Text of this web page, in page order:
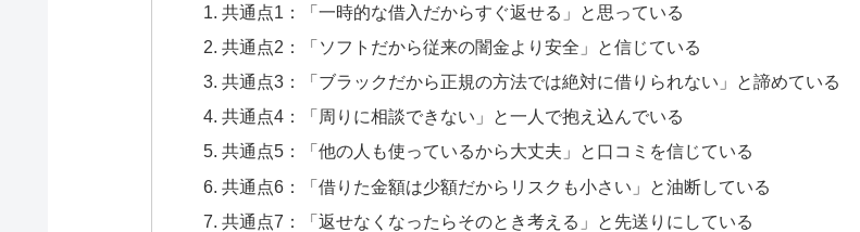
共通点1：「一時的な借入だからすぐ返せる」と思っている
共通点2：「ソフトだから従来の闇金より安全」と信じている
共通点3：「ブラックだから正規の方法では絶対に借りられない」と諦めている
共通点4：「周りに相談できない」と一人で抱え込んでいる
共通点5：「他の人も使っているから大丈夫」と口コミを信じている
共通点6：「借りた金額は少額だからリスクも小さい」と油断している
共通点7：「返せなくなったらそのとき考える」と先送りにしている